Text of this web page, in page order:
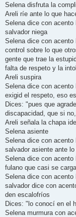
Selena disfruta la
Areli ríe ante lo que
Selena dice con
salvador niega
Selena dice con acento
control sobre lo que
gente que trae la
falta de respeto y la
Areli suspira
Selena dice con
exigid el respeto, eso
Dices: "pues que
discapacidad, que si
Areli señala la chapa
Selena asiente
Selena dice con
salvador asiente ante
Selena dice con
fulano que casi se
Selena dice con
salvador dice con
den escalofríos
Dices: "lo conocí en el
Selena murmura con